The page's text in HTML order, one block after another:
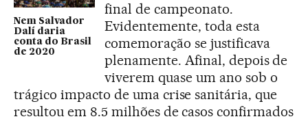
Nem Salvador
Dalí daria
conta do Brasil
de 2020
final de campeonato.
Evidentemente, toda esta
comemoração se justificava
plenamente. Afinal, depois de
viverem quase um ano sob o
trágico impacto de uma crise sanitária, que
resultou em 8.5 milhões de casos confirmados